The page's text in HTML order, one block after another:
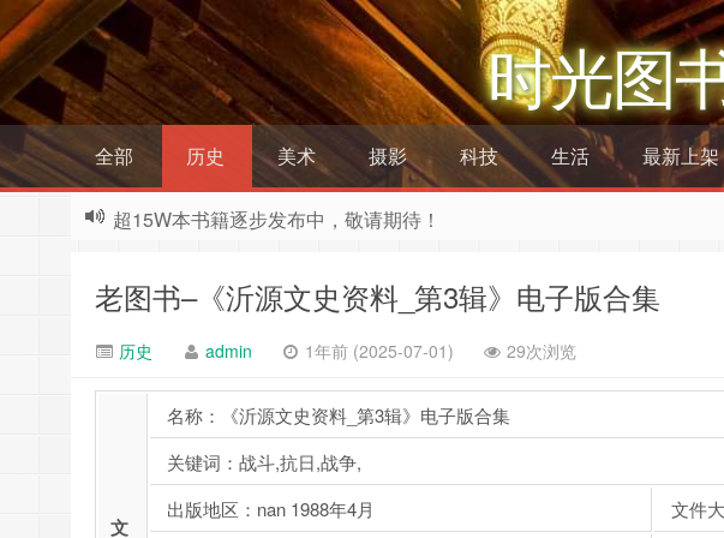
时光图
全部 历史 美术 摄影 科技 生活 最新上架
超15W本书籍逐步发布中，敬请期待！
老图书–《沂源文史资料_第3辑》电子版合集
历史 admin 1年前 (2025-07-01) 29次浏览
文
名称：《沂源文史资料_第3辑》电子版合集
关键词：战斗,抗日,战争,
出版地区：nan 1988年4月
文件